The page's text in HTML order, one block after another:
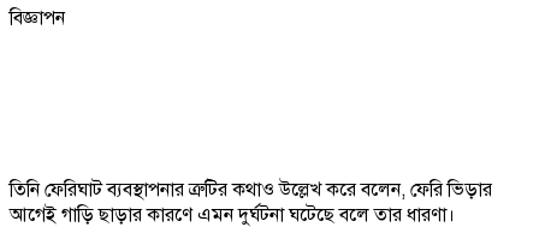
বিজ্ঞাপন
তিনি ফেরিঘাট ব্যবস্থাপনার ত্রুটির কথাও উল্লেখ করে বলেন, ফেরি ভিড়ার
আগেই গাড়ি ছাড়ার কারণে এমন দুর্ঘটনা ঘটেছে বলে তার ধারণা।